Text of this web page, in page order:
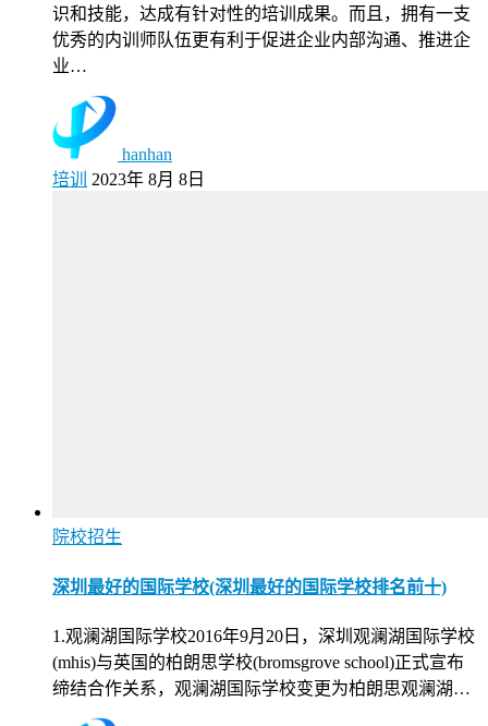
识和技能，达成有针对性的培训成果。而且，拥有一支
优秀的内训师队伍更有利于促进企业内部沟通、推进企
业…
hanhan
培训
2023年 8月 8日
院校招生
深圳最好的国际学校(深圳最好的国际学校排名前十)
1.观澜湖国际学校2016年9月20日，深圳观澜湖国际学校
(mhis)与英国的柏朗思学校(bromsgrove school)正式宣布
缔结合作关系，观澜湖国际学校变更为柏朗思观澜湖…